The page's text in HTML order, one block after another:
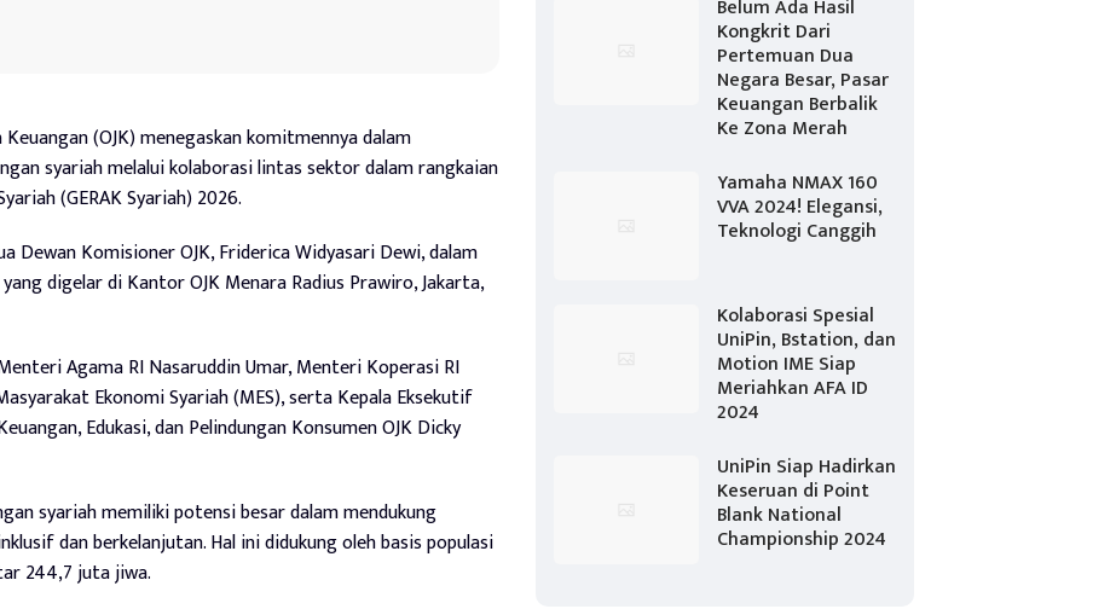
(OJK) menegaskan komitmennya dalam
syariah melalui kolaborasi lintas sektor dalam rangkaian
(GERAK Syariah) 2026.
Komisioner OJK, Friderica Widyasari Dewi, dalam
digelar di Kantor OJK Menara Radius Prawiro, Jakarta,
Agama RI Nasaruddin Umar, Menteri Koperasi RI
Ekonomi Syariah (MES), serta Kepala Eksekutif
Edukasi, dan Pelindungan Konsumen OJK Dicky
syariah memiliki potensi besar dalam mendukung
dan berkelanjutan. Hal ini didukung oleh basis populasi
244,7 juta jiwa.
Belum Ada Hasil
Kongkrit Dari
Pertemuan Dua
Negara Besar, Pasar
Keuangan Berbalik
Ke Zona Merah
Yamaha NMAX 160
VVA 2024! Elegansi,
Teknologi Canggih
Kolaborasi Spesial
UniPin, Bstation, dan
Motion IME Siap
Meriahkan AFA ID
2024
UniPin Siap Hadirkan
Keseruan di Point
Blank National
Championship 2024